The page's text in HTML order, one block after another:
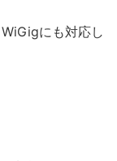
にも対応し